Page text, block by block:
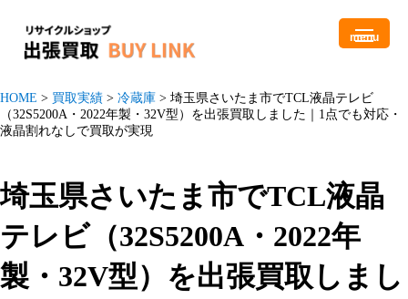
menu
HOME > 買取実績 > 冷蔵庫 > 埼玉県さいたま市でTCL液晶テレビ
（32S5200A・2022年製・32V型）を出張買取しました｜1点でも対応・
液晶割れなしで買取が実現
埼玉県さいたま市でTCL液晶
テレビ（32S5200A・2022年
製・32V型）を出張買取しまし